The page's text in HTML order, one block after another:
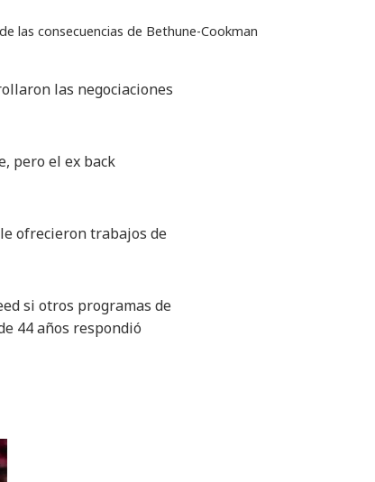
las consecuencias de Bethune-Cookman
las negociaciones
pero el ex back
ofrecieron trabajos de
si otros programas de
44 años respondió